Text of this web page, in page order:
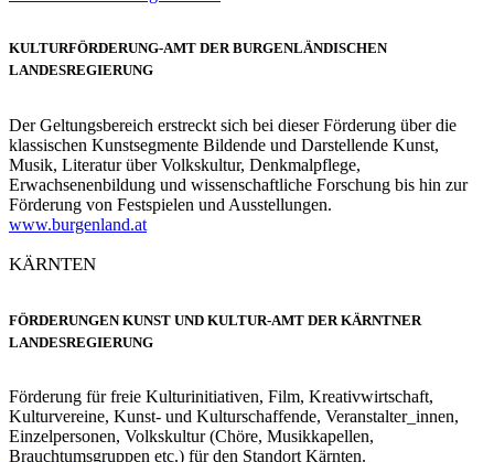
KULTURFÖRDERUNG-AMT DER BURGENLÄNDISCHEN
LANDESREGIERUNG
Der Geltungsbereich erstreckt sich bei dieser Förderung über die
klassischen Kunstsegmente Bildende und Darstellende Kunst,
Musik, Literatur über Volkskultur, Denkmalpflege,
Erwachsenenbildung und wissenschaftliche Forschung bis hin zur
Förderung von Festspielen und Ausstellungen.
www.burgenland.at
KÄRNTEN
FÖRDERUNGEN KUNST UND KULTUR-AMT DER KÄRNTNER
LANDESREGIERUNG
Förderung für freie Kulturinitiativen, Film, Kreativwirtschaft,
Kulturvereine, Kunst- und Kulturschaffende, Veranstalter_innen,
Einzelpersonen, Volkskultur (Chöre, Musikkapellen,
Brauchtumsgruppen etc.) für den Standort Kärnten.